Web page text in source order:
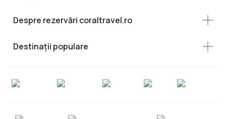
Despre rezervări coraltravel.ro
Destinații populare